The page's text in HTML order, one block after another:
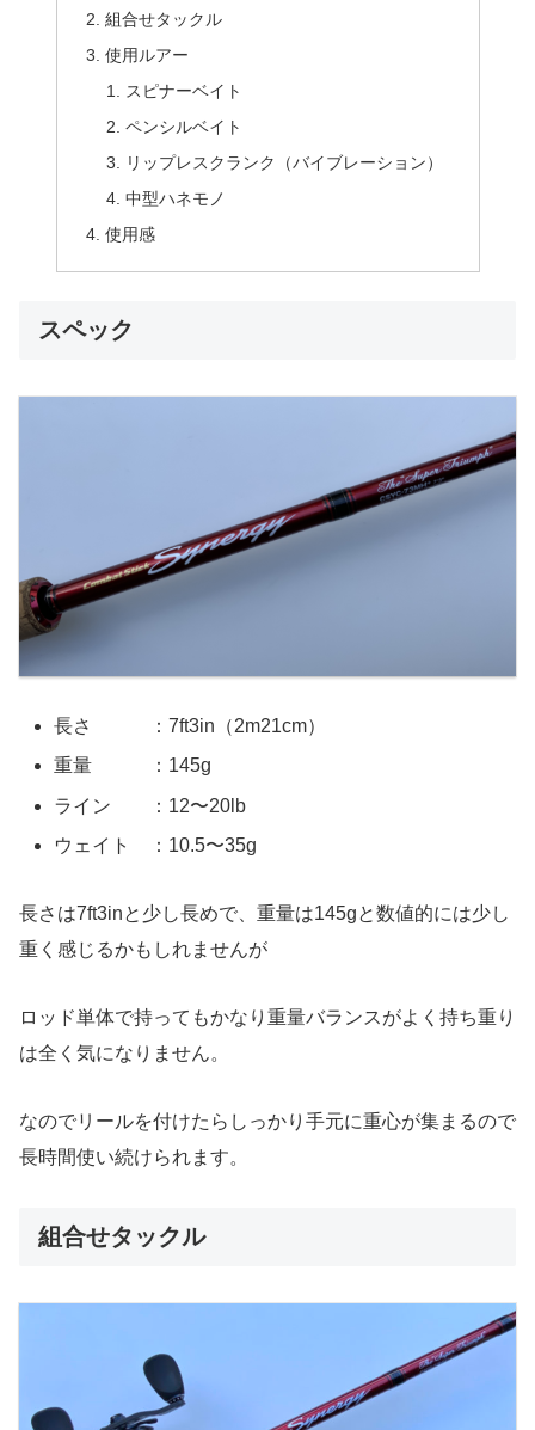
組合せタックル
使用ルアー
スピナーベイト
ペンシルベイト
リップレスクランク（バイブレーション）
中型ハネモノ
使用感
スペック
長さ ：7ft3in（2m21cm）
重量 ：145g
ライン ：12〜20lb
ウェイト ：10.5〜35g
長さは7ft3inと少し長めで、重量は145gと数値的には少し
重く感じるかもしれませんが
ロッド単体で持ってもかなり重量バランスがよく持ち重り
は全く気になりません。
なのでリールを付けたらしっかり手元に重心が集まるので
長時間使い続けられます。
組合せタックル